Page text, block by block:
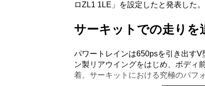
ロZL1 1LE」を設定したと発表した
サーキットでの走りを
パワートレインは650psを引き出す
ン製リアウイングをはじめ、ボディ
着。サーキットにおける究極のパフ